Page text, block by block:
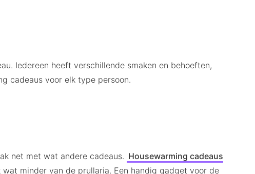
Iedereen heeft verschillende smaken en behoeften,
cadeaus voor elk type persoon.
net met wat andere cadeaus. Housewarming cadeaus
minder van de prullaria. Een handig gadget voor de